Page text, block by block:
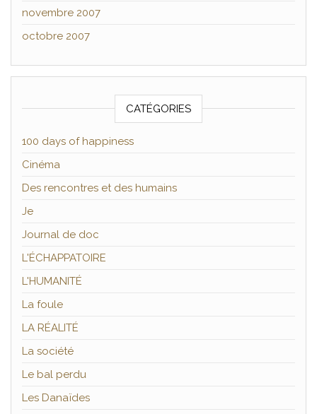
novembre 2007
octobre 2007
CATÉGORIES
100 days of happiness
Cinéma
Des rencontres et des humains
Je
Journal de doc
L'ÉCHAPPATOIRE
L'HUMANITÉ
La foule
LA RÉALITÉ
La société
Le bal perdu
Les Danaïdes